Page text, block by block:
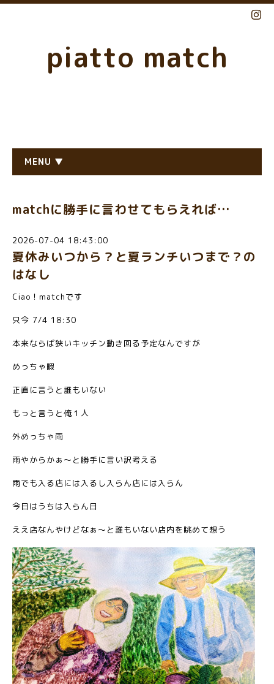
piatto match
MENU ▼
matchに勝手に言わせてもらえれば…
2026-07-04 18:43:00
夏休みいつから？と夏ランチいつまで？の
はなし
Ciao！matchです
只今 7/4 18:30
本来ならば狭いキッチン動き回る予定なんですが
めっちゃ暇
正直に言うと誰もいない
もっと言うと俺１人
外めっちゃ雨
雨やからかぁ〜と勝手に言い訳考える
雨でも入る店には入るし入らん店には入らん
今日はうちは入らん日
ええ店なんやけどなぁ〜と誰もいない店内を眺めて想う